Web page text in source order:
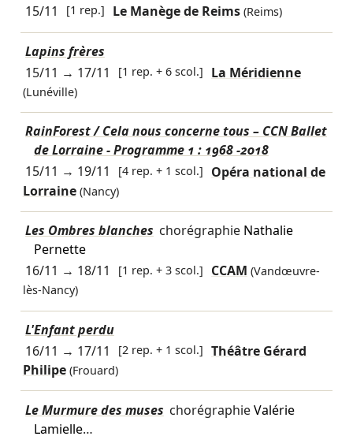
15/11
[1 rep.] Le Manège de Reims (Reims)
Lapins frères
15/11 → 17/11 [1 rep. + 6 scol.] La Méridienne
(Lunéville)
RainForest / Cela nous concerne tous – CCN Ballet
de Lorraine - Programme 1 : 1968 -2018
15/11 → 19/11 [4 rep. + 1 scol.]
Opéra national de
Lorraine (Nancy)
Les Ombres blanches chorégraphie Nathalie
Pernette
16/11 → 18/11 [1 rep. + 3 scol.] CCAM (Vandœuvre-
lès-Nancy)
L'Enfant perdu
16/11 → 17/11 [2 rep. + 1 scol.] Théâtre Gérard
Philipe (Frouard)
Le Murmure des muses chorégraphieValérie
Lamielle…